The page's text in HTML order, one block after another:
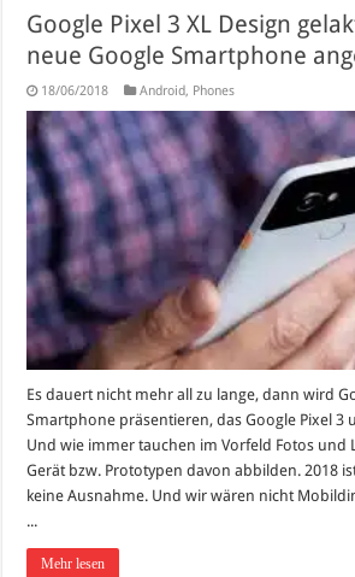
Google Pixel 3 XL Design
neue Google Smartphone
18/06/2018 Android, Phones
Es dauert nicht mehr all zu lange, dann wird
Smartphone präsentieren, das Google Pixel 3
Und wie immer tauchen im Vorfeld Fotos und
Gerät bzw. Prototypen davon abbilden. 2018
keine Ausnahme. Und wir wären nicht
...
Mehr lesen